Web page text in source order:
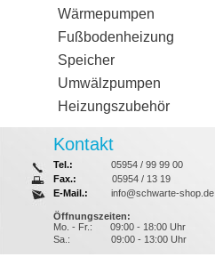
Wärmepumpen
Fußbodenheizung
Speicher
Umwälzpumpen
Heizungszubehör
Kontakt
Tel.:
05954 / 99 99 00
Fax.:
05954 / 13 19
E-Mail.:
info@schwarte-shop.de
Öffnungszeiten:
Mo. - Fr.:
09:00 - 18:00 Uhr
Sa.:
09:00 - 13:00 Uhr